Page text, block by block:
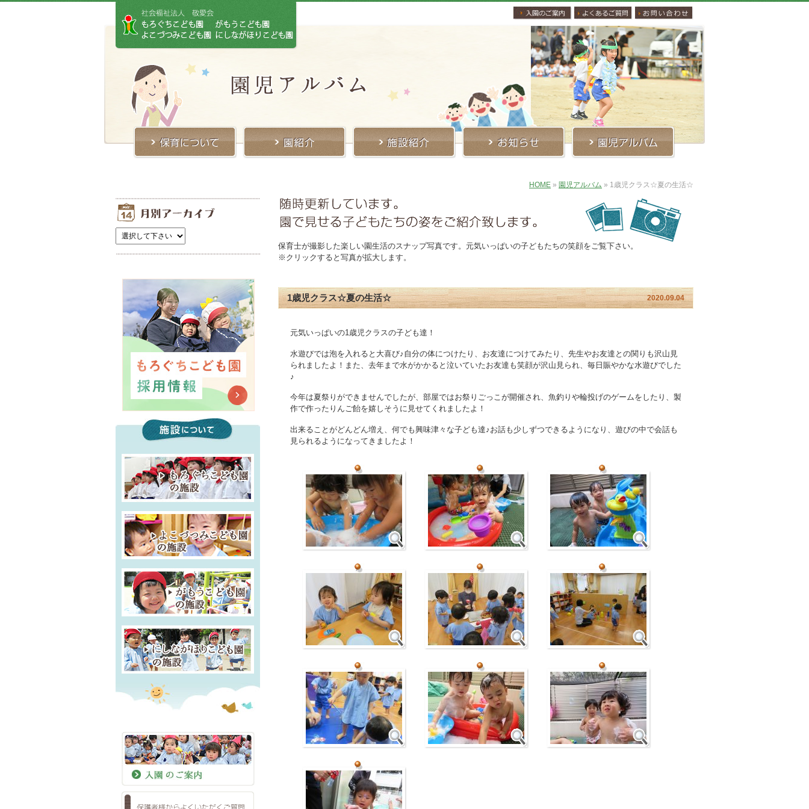
HOME » 園児アルバム » 1歳児クラス☆夏の生活☆
保育士が撮影した楽しい園生活のスナップ写真です。元気いっぱいの子どもたちの笑顔をご覧下さい。
※クリックすると写真が拡大します。
1歳児クラス☆夏の生活☆ 2020.09.04
元気いっぱいの1歳児クラスの子ども達！
水遊びでは泡を入れると大喜び♪自分の体につけたり、お友達につけてみたり、先生やお友達との関りも沢山見
られましたよ！また、去年まで水がかかると泣いていたお友達も笑顔が沢山見られ、毎日賑やかな水遊びでした
♪
今年は夏祭りができませんでしたが、部屋ではお祭りごっこが開催され、魚釣りや輪投げのゲームをしたり、製
作で作ったりんご飴を嬉しそうに見せてくれましたよ！
出来ることがどんどん増え、何でも興味津々な子ども達♪お話も少しずつできるようになり、遊びの中で会話も
見られるようになってきましたよ！